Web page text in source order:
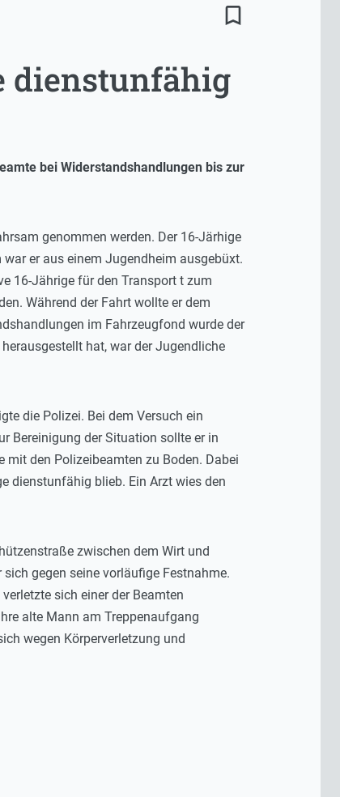
bookmark_border
dienstunfähig
bei Widerstandshandlungen bis zur
genommen werden. Der 16-Järhige
er aus einem Jugendheim ausgebüxt.
16-Jährige für den Transport t zum
Während der Fahrt wollte er dem
im Fahrzeugfond wurde der
hat, war der Jugendliche
die Polizei. Bei dem Versuch ein
Bereinigung der Situation sollte er in
mit den Polizeibeamten zu Boden. Dabei
dienstunfähig blieb. Ein Arzt wies den
zwischen dem Wirt und
gegen seine vorläufige Festnahme.
sich einer der Beamten
alte Mann am Treppenaufgang
wegen Körperverletzung und